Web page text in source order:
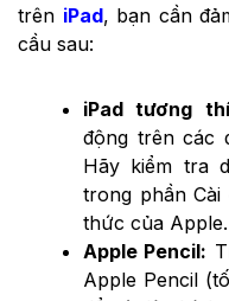
trên iPad, bạn cần
cầu sau:
iPad tương
động trên các
Hãy kiểm tra
trong phần
thức của Apple.
Apple Pencil:
Apple Pencil